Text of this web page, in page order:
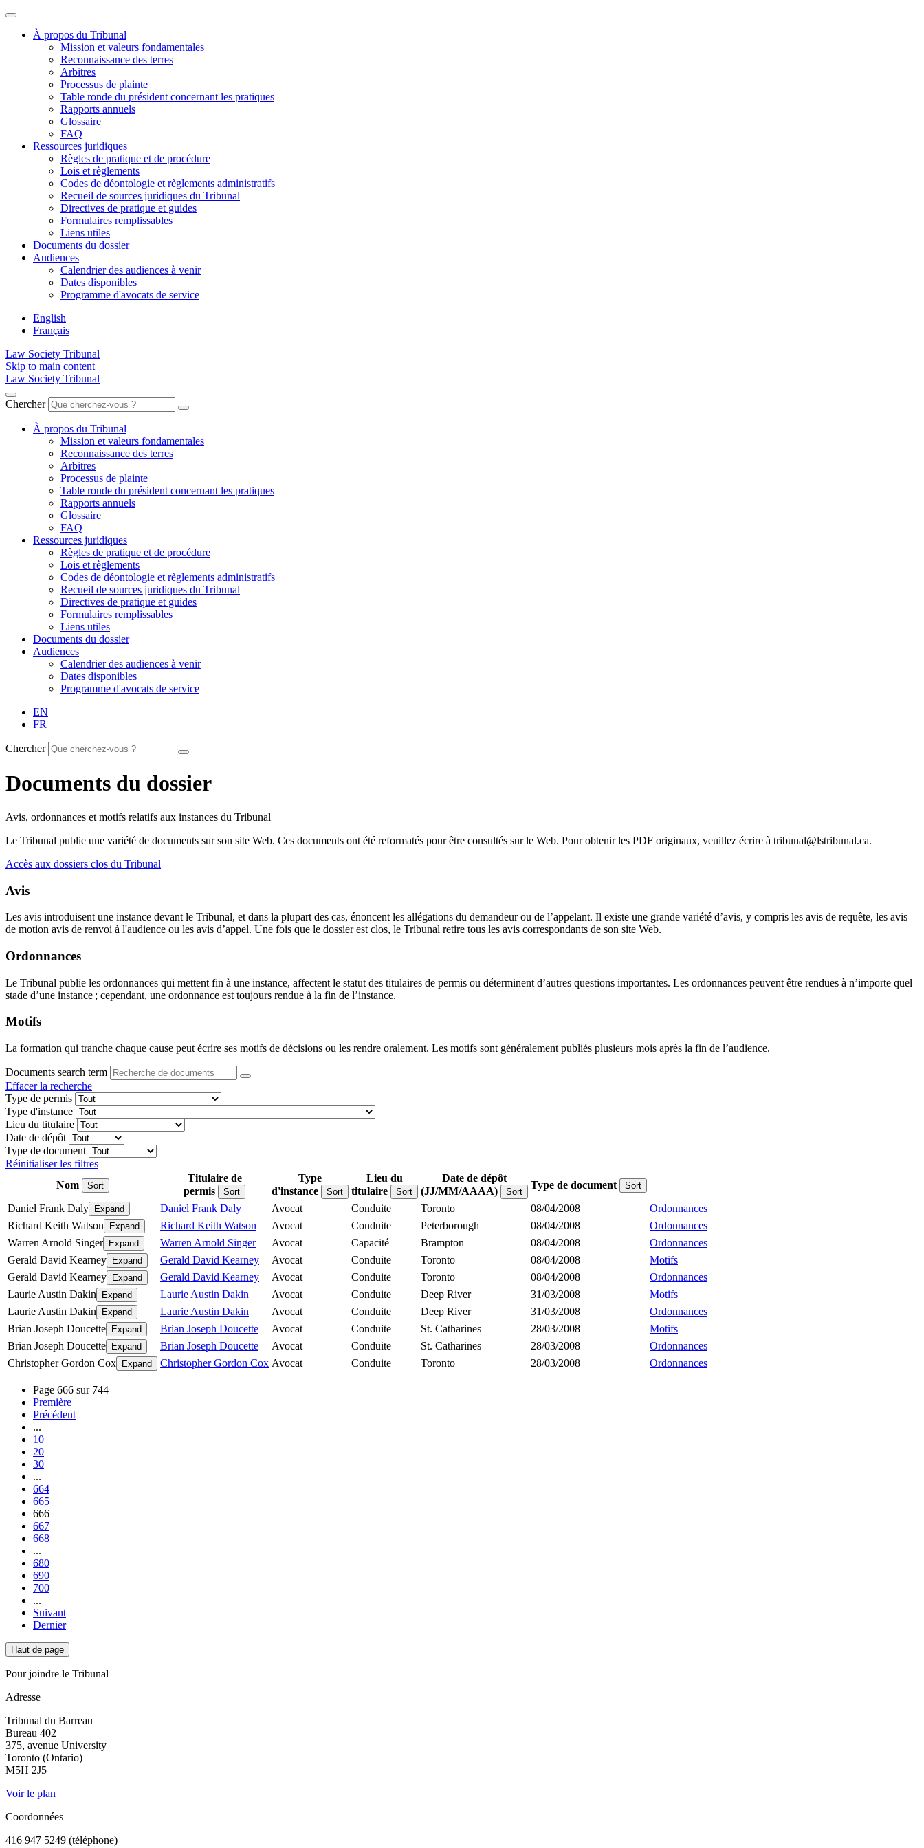
À propos du Tribunal
Mission et valeurs fondamentales
Reconnaissance des terres
Arbitres
Processus de plainte
Table ronde du président concernant les pratiques
Rapports annuels
Glossaire
FAQ
Ressources juridiques
Règles de pratique et de procédure
Lois et règlements
Codes de déontologie et règlements administratifs
Recueil de sources juridiques du Tribunal
Directives de pratique et guides
Formulaires remplissables
Liens utiles
Documents du dossier
Audiences
Calendrier des audiences à venir
Dates disponibles
Programme d'avocats de service
English
Français
Law Society Tribunal
Skip to main content
Law Society Tribunal
Chercher
À propos du Tribunal
Mission et valeurs fondamentales
Reconnaissance des terres
Arbitres
Processus de plainte
Table ronde du président concernant les pratiques
Rapports annuels
Glossaire
FAQ
Ressources juridiques
Règles de pratique et de procédure
Lois et règlements
Codes de déontologie et règlements administratifs
Recueil de sources juridiques du Tribunal
Directives de pratique et guides
Formulaires remplissables
Liens utiles
Documents du dossier
Audiences
Calendrier des audiences à venir
Dates disponibles
Programme d'avocats de service
EN
FR
Chercher
Documents du dossier
Avis, ordonnances et motifs relatifs aux instances du Tribunal
Le Tribunal publie une variété de documents sur son site Web. Ces documents ont été reformatés pour être consultés sur le Web. Pour obtenir les PDF originaux, veuillez écrire à tribunal@lstribunal.ca.
Accès aux dossiers clos du Tribunal
Avis
Les avis introduisent une instance devant le Tribunal, et dans la plupart des cas, énoncent les allégations du demandeur ou de l’appelant. Il existe une grande variété d’avis, y compris les avis de requête, les avis
de motion avis de renvoi à l'audience ou les avis d’appel. Une fois que le dossier est clos, le Tribunal retire tous les avis correspondants de son site Web.
Ordonnances
Le Tribunal publie les ordonnances qui mettent fin à une instance, affectent le statut des titulaires de permis ou déterminent d’autres questions importantes. Les ordonnances peuvent être rendues à n’importe quel
stade d’une instance ; cependant, une ordonnance est toujours rendue à la fin de l’instance.
Motifs
La formation qui tranche chaque cause peut écrire ses motifs de décisions ou les rendre oralement. Les motifs sont généralement publiés plusieurs mois après la fin de l’audience.
Documents search term
Effacer la recherche
Type de permis
Type d'instance
Lieu du titulaire
Date de dépôt
Type de document
Réinitialiser les filtres
Nom
Sort
Titulaire de
permis
Sort
Type
d'instance
Sort
Lieu du
titulaire
Sort
Date de dépôt
(JJ/MM/AAAA)
Sort
Type de document Sort
Daniel Frank Daly Expand Daniel Frank Daly Avocat Conduite Toronto 08/04/2008
Ordonnances
Richard Keith Watson
Expand Richard Keith Watson Avocat Conduite Peterborough 08/04/2008
Ordonnances
Warren Arnold Singer
Expand Warren Arnold Singer Avocat Capacité Brampton 08/04/2008
Ordonnances
Gerald David Kearney
Expand Gerald David Kearney Avocat Conduite Toronto 08/04/2008
Motifs
Gerald David Kearney
Expand Gerald David Kearney Avocat Conduite Toronto 08/04/2008
Ordonnances
Laurie Austin Dakin
Expand Laurie Austin Dakin Avocat Conduite Deep River 31/03/2008
Motifs
Laurie Austin Dakin
Expand Laurie Austin Dakin Avocat Conduite Deep River 31/03/2008
Ordonnances
Brian Joseph Doucette
Expand Brian Joseph Doucette Avocat Conduite St. Catharines 28/03/2008
Motifs
Brian Joseph Doucette
Expand Brian Joseph Doucette Avocat Conduite St. Catharines 28/03/2008
Ordonnances
Christopher Gordon Cox
Expand Christopher Gordon Cox Avocat Conduite Toronto 28/03/2008 Ordonnances
Page 666 sur 744
Première
Précédent
...
10
20
30
...
664
665
666
667
668
...
680
690
700
...
Suivant
Dernier
Haut de page
Pour joindre le Tribunal
Adresse
Tribunal du Barreau
Bureau 402
375, avenue University
Toronto (Ontario)
M5H 2J5
Voir le plan
Coordonnées
416 947 5249 (téléphone)